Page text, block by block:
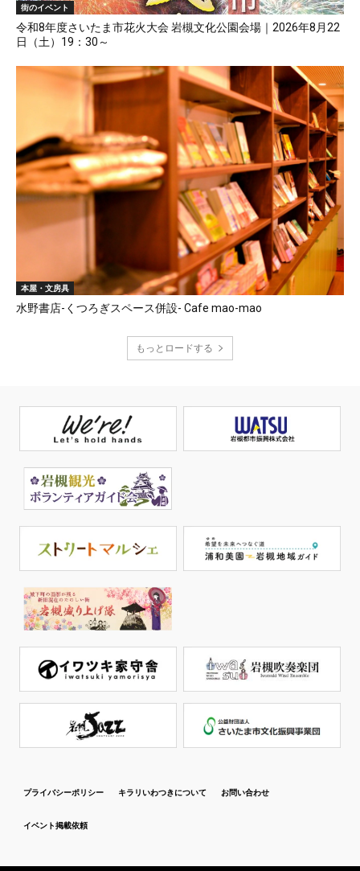
街のイベント
令和8年度さいたま市花火大会 岩槻文化公園会場｜2026年8月22
日（土）19：30～
本屋・文房具
水野書店-くつろぎスペース併設- Cafe mao-mao
もっとロードする
プライバシーポリシー キラリいわつきについて お問い合わせ
イベント掲載依頼